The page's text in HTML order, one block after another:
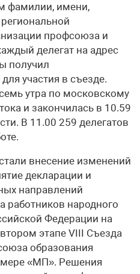
фамилии, имени,
профсоюза и
делегат на адрес
получил
участия в съезде.
утра по московскому
и закончилась в 10.59
В 11.00 259 делегатов
внесение изменений
декларации и
направлений
работников народного
Федерации на
этапе VIII Съезда
образования
«МП». Решения